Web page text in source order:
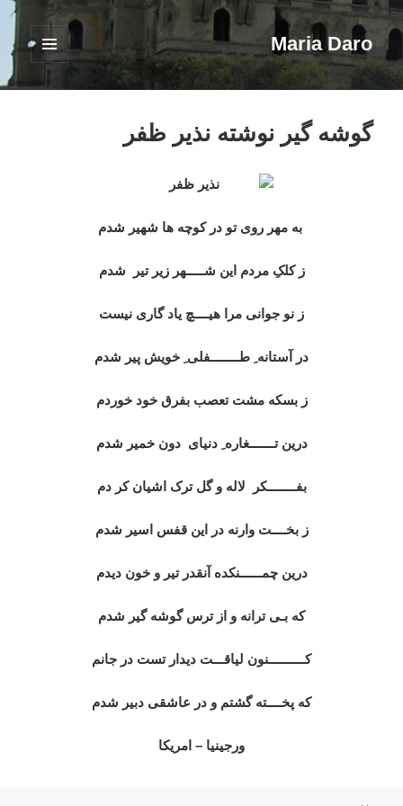
Maria Daro
فهرست
ابزارک‌ها
گوشه گیر نوشته نذیر ظفر
به مهر روی تو در کوچه ها شهیر شدم
ز کلکِ مردم این شـــــهر زیر تیر شدم
ز نو جوانی مرا هیــــچ یاد گاری نیست
در آستانه ِ طــــــــفلی ِ خویش پیر شدم
ز بسکه مشت تعصب بفرق خود خوردم
درین تـــــــغاره ِ دنیای دون خمیر شدم
بفــــــــکر لاله و گل ترک اشیان کر دم
ز بخــــت وارنه در این قفس اسیر شدم
درین چمــــــنکده آنقدر تیر و خون دیدم
که بـی ترانه و از ترس گوشه گیر شدم
کــــــــــنون لیاقـــت دیدار تست در جانم
که پخــــته گشتم و در عاشقی دبیر شدم
ورجینیا – امریکا